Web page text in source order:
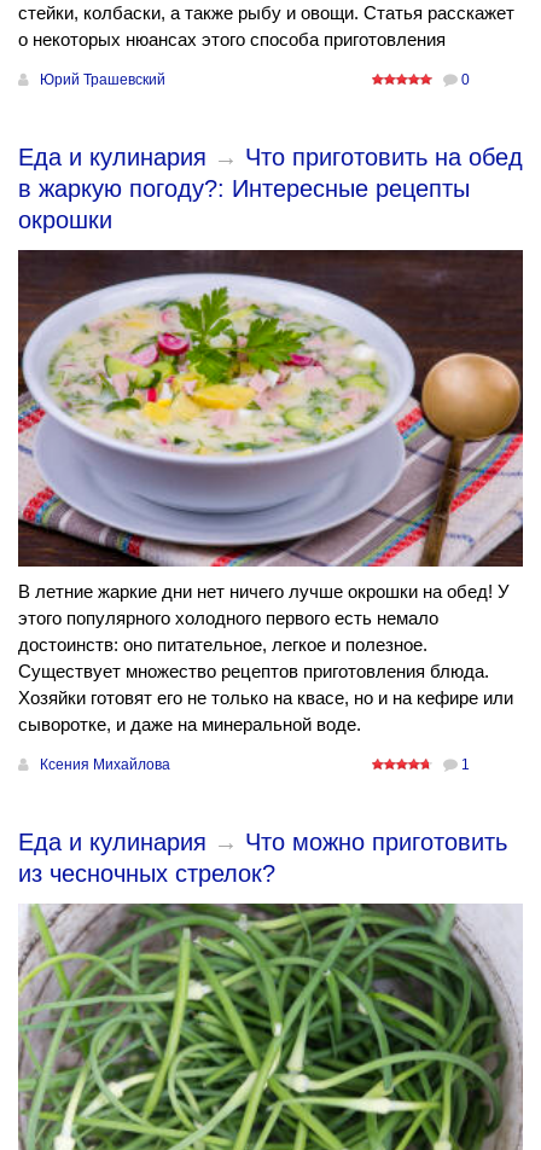
стейки, колбаски, а также рыбу и овощи. Статья расскажет
о некоторых нюансах этого способа приготовления
Юрий Трашевский 0
Еда и кулинария → Что приготовить на обед
в жаркую погоду?: Интересные рецепты
окрошки
В летние жаркие дни нет ничего лучше окрошки на обед! У
этого популярного холодного первого есть немало
достоинств: оно питательное, легкое и полезное.
Существует множество рецептов приготовления блюда.
Хозяйки готовят его не только на квасе, но и на кефире или
сыворотке, и даже на минеральной воде.
Ксения Михайлова 1
Еда и кулинария → Что можно приготовить
из чесночных стрелок?